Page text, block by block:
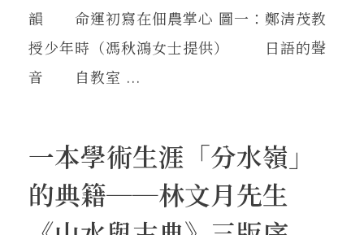
韻 命運初寫在佃農掌心 圖一：鄭清茂教
授少年時（馮秋鴻女士提供） 日語的聲
音 自教室 ...
一本學術生涯「分水嶺」
的典籍──林文月先生